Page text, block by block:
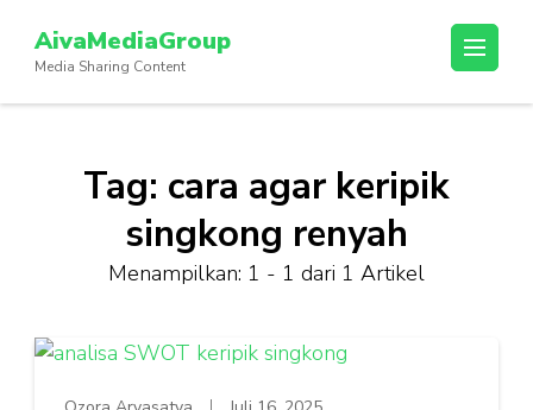
konten
(Tekan
AivaMediaGroup
Media Sharing Content
Tag: cara agar keripik
singkong renyah
Menampilkan: 1 - 1 dari 1 Artikel